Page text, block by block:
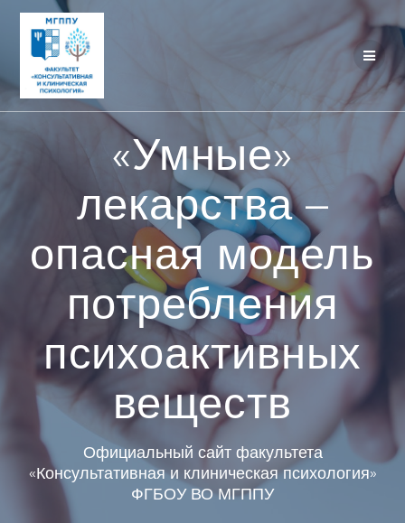
«Умные»
лекарства –
опасная модель
потребления
психоактивных
веществ
Официальный сайт факультета
«Консультативная и клиническая психология»
ФГБОУ ВО МГППУ